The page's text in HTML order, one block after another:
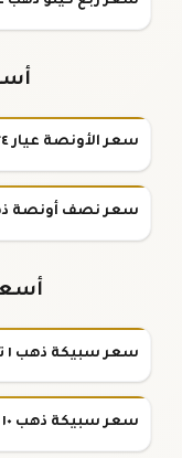
سعر الأونصة عيار ٢٤
سعر نصف أونصة ذهب
سعر سبيكة ذهب ١ تولة عيار ٢٤
سعر سبيكة ذهب ١٠ تولة عيار ٢٤